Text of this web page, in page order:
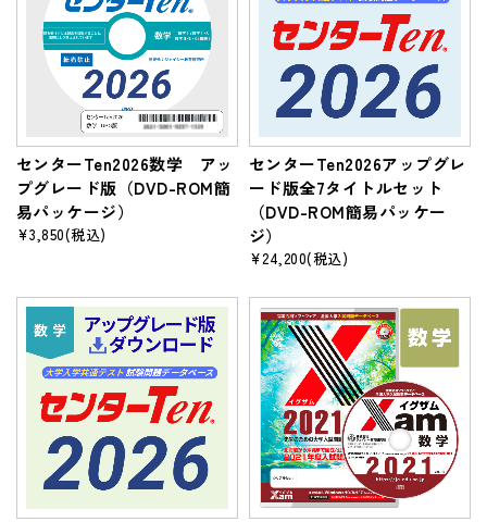
センターTen2026数学 アッ
プグレード版（DVD-ROM簡
易パッケージ）
¥3,850(税込)
センターTen2026アップグレ
ード版全7タイトルセット
（DVD-ROM簡易パッケー
ジ）
¥24,200(税込)